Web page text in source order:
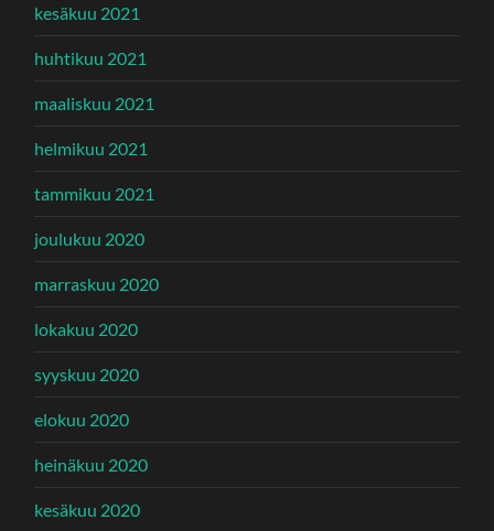
kesäkuu 2021
huhtikuu 2021
maaliskuu 2021
helmikuu 2021
tammikuu 2021
joulukuu 2020
marraskuu 2020
lokakuu 2020
syyskuu 2020
elokuu 2020
heinäkuu 2020
kesäkuu 2020